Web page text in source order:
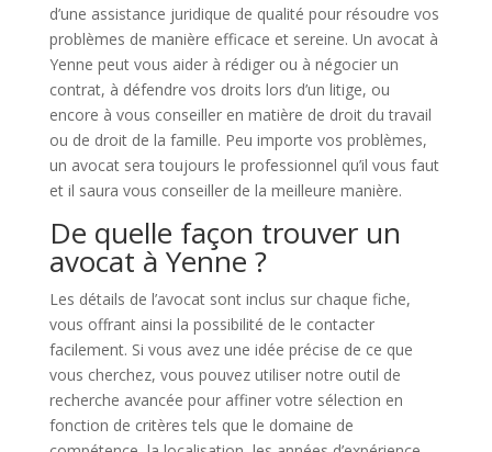
d’une assistance juridique de qualité pour résoudre vos
problèmes de manière efficace et sereine. Un avocat à
Yenne peut vous aider à rédiger ou à négocier un
contrat, à défendre vos droits lors d’un litige, ou
encore à vous conseiller en matière de droit du travail
ou de droit de la famille. Peu importe vos problèmes,
un avocat sera toujours le professionnel qu’il vous faut
et il saura vous conseiller de la meilleure manière.
De quelle façon trouver un
avocat à Yenne ?
Les détails de l’avocat sont inclus sur chaque fiche,
vous offrant ainsi la possibilité de le contacter
facilement. Si vous avez une idée précise de ce que
vous cherchez, vous pouvez utiliser notre outil de
recherche avancée pour affiner votre sélection en
fonction de critères tels que le domaine de